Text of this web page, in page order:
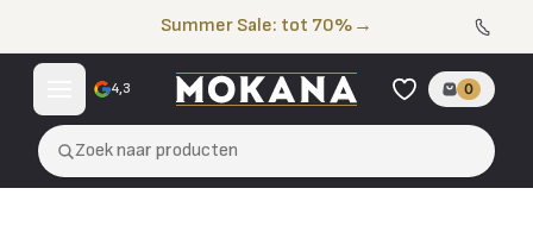
Summer Sale: tot 70% →
4,3 0
Zoek naar producten